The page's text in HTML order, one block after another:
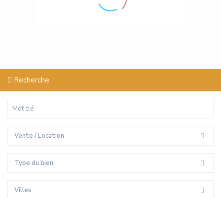
Recherche
Vente / Location
Type du bien
Villes